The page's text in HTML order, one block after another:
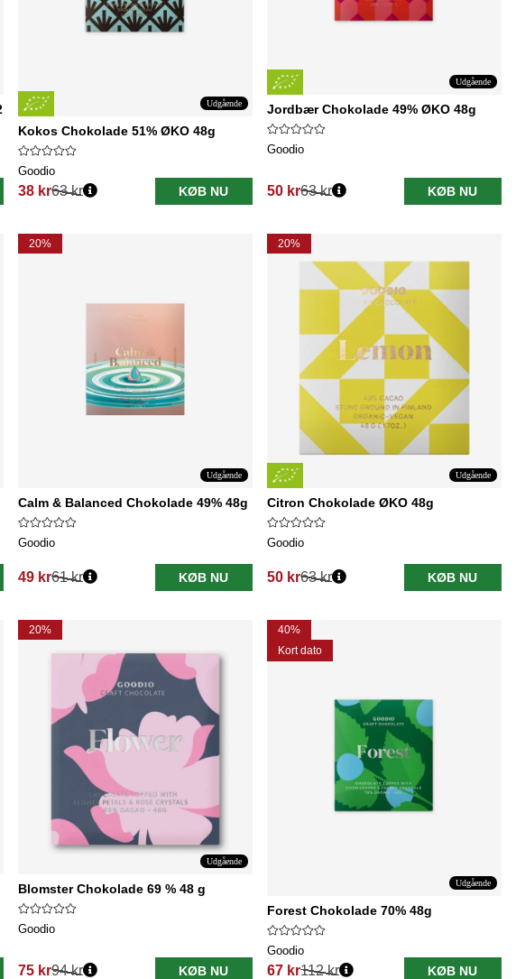
Udgående
Kokos Chokolade 51% ØKO 48g
Goodio
38 kr
Normalpris:
63 kr KØB NU
Udgående
Jordbær Chokolade 49% ØKO 48g
Goodio
50 kr
Normalpris:
63 kr KØB NU
20%
Udgående
Calm & Balanced Chokolade 49% 48g
Goodio
49 kr
Normalpris:
61 kr KØB NU
20%
Udgående
Citron Chokolade ØKO 48g
Goodio
50 kr
Normalpris:
63 kr KØB NU
20%
Udgående
Blomster Chokolade 69 % 48 g
Goodio
75 kr94 kr KØB NU
40%
Kort dato
Udgående
Forest Chokolade 70% 48g
Goodio
67 kr112 kr KØB NU